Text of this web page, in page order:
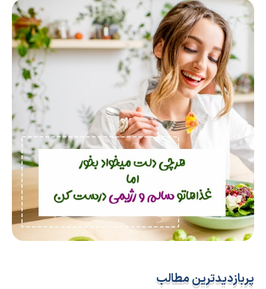
پربازدیدترین مطالب